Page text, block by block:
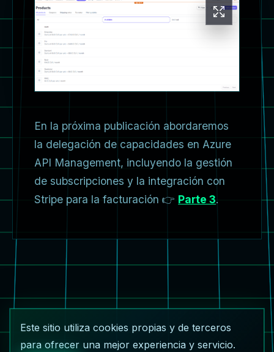
En la próxima publicación abordaremos
la delegación de capacidades en Azure
API Management, incluyendo la gestión
de subscripciones y la integración con
Stripe para la facturación 👉 Parte 3.
Este sitio utiliza cookies propias y de terceros
para ofrecer una mejor experiencia y servicio.